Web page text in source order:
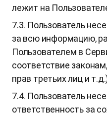
лежит на
7.3. Пользователь
за всю информацию,
Пользователем в
соответствие
прав третьих лиц и
7.4. Пользователь
ответственность за